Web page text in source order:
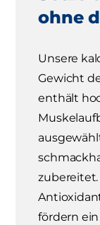
ohne
Unsere
Gewicht
enthält
fördern